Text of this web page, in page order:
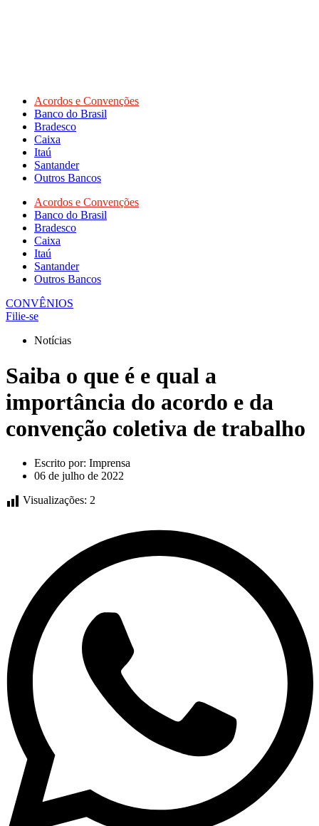
Acordos e Convenções
Banco do Brasil
Bradesco
Caixa
Itaú
Santander
Outros Bancos
Acordos e Convenções
Banco do Brasil
Bradesco
Caixa
Itaú
Santander
Outros Bancos
CONVÊNIOS
Filie-se
Notícias
Saiba o que é e qual a
importância do acordo e da
convenção coletiva de trabalho
Escrito por: Imprensa
06 de julho de 2022
Visualizações: 2